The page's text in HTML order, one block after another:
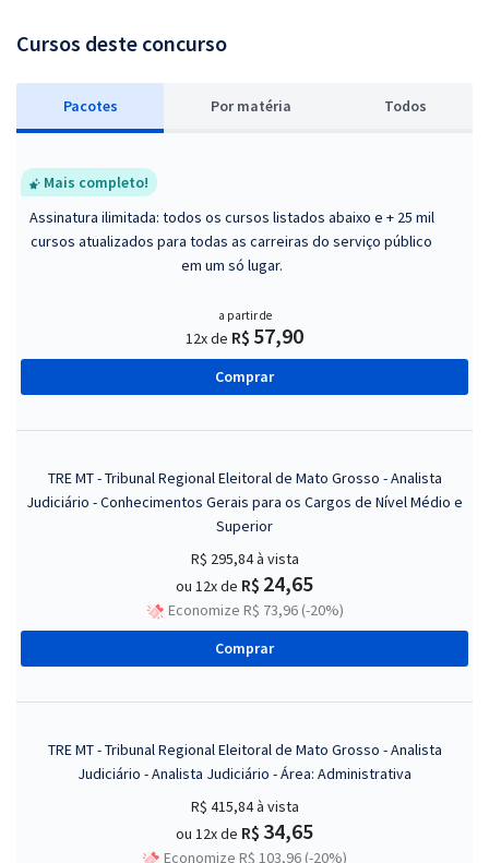
Cursos deste concurso
Pacotes Por matéria Todos
Mais completo!
Assinatura ilimitada: todos os cursos listados abaixo e + 25 mil
cursos atualizados para todas as carreiras do serviço público
em um só lugar.
a partir de
12x de R$ 57,90
Comprar
TRE MT - Tribunal Regional Eleitoral de Mato Grosso - Analista
Judiciário - Conhecimentos Gerais para os Cargos de Nível Médio e
Superior
R$ 295,84à vista
ou 12x de R$ 24,65
Economize R$ 73,96 (-20%)
Comprar
TRE MT - Tribunal Regional Eleitoral de Mato Grosso - Analista
Judiciário - Analista Judiciário - Área: Administrativa
R$ 415,84à vista
ou 12x de R$ 34,65
Economize R$ 103,96 (-20%)